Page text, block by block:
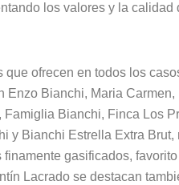
los valores y la calidad
ofrecen en todos los
Enzo Bianchi, Maria Carmen,
Bianchi, Finca Los
y Bianchi Estrella Extra Brut,
gasificados,
Lacrado se destacan